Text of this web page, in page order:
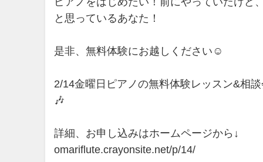
と思っているあなた！
是非、無料体験にお越しください☺️
2/14金曜日ピアノの無料体験レッスン&相
🎶
詳細、お申し込みはホームページから↓
omariflute.crayonsite.net/p/14/